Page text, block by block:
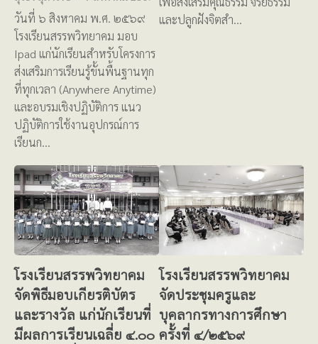
วันที่ ๖ สิงหาคม พ.ศ. ๒๕๖๙
โรงเรียนสรรพวิทยาคม มอบ
Ipad แก่นักเรียนสำหรับโครงการ
ส่งเสริมการเรียนรู้ขั้นพื้นฐานทุก
ที่ทุกเวลา (Anywhere Anytime)
และอบรมเชิงปฏิบัติการ แนว
ปฏิบัติการใช้งานอุปกรณ์การ
เรียนก…
และปลูกฝังจิตสำ…
โรงเรียนสรรพวิทยาคม
จัดพิธีมอบเกียรติบัตร
และรางวัล แก่นักเรียนที่
มีผลการเรียนเฉลี่ย ๔.๐๐
โรงเรียนสรรพวิทยาคม
จัดประชุมครูและ
บุคลากรทางการศึกษา
ครั้งที่ ๔/๒๕๖๙